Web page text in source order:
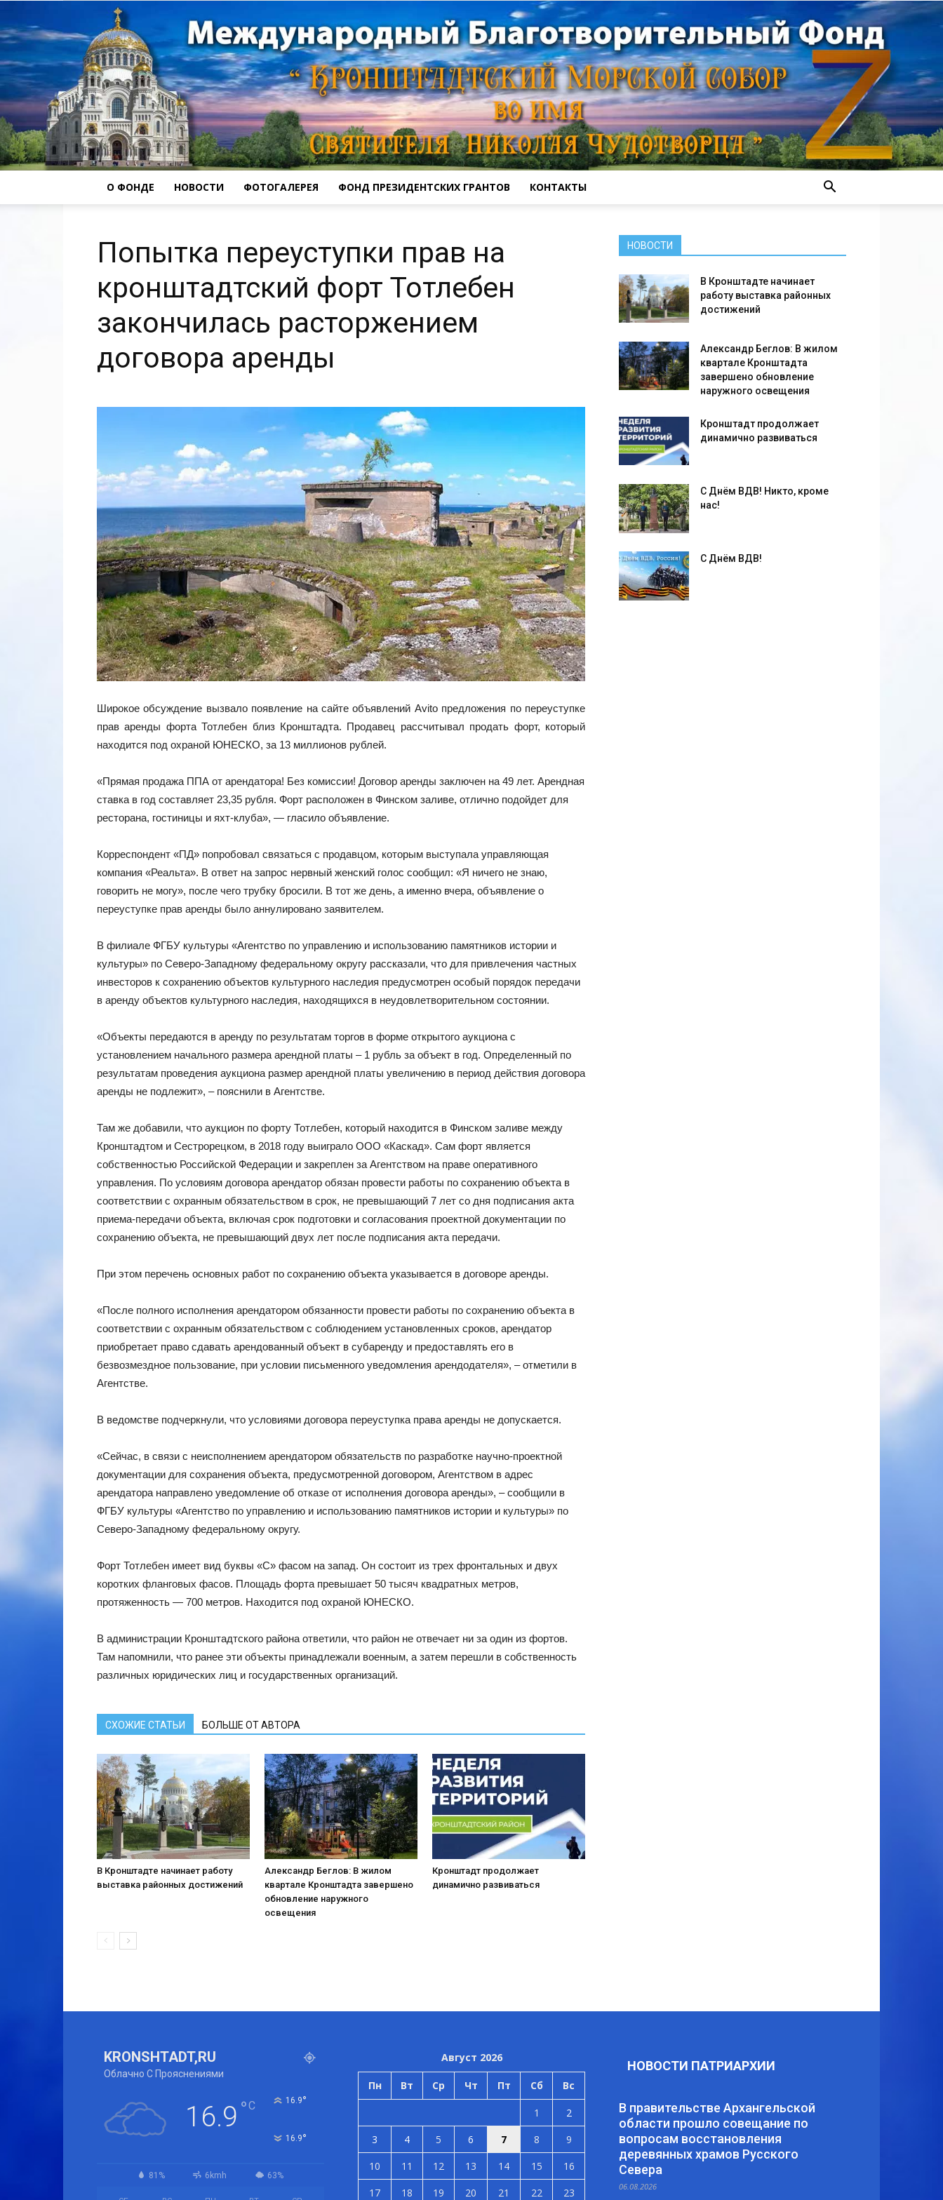
О ФОНДЕ НОВОСТИ ФОТОГАЛЕРЕЯ ФОНД ПРЕЗИДЕНТСКИХ ГРАНТОВ КОНТАКТЫ
Попытка переуступки прав на
кронштадтский форт Тотлебен
закончилась расторжением
договора аренды
Широкое обсуждение вызвало появление на сайте объявлений Avito предложения по переуступке
прав аренды форта Тотлебен близ Кронштадта. Продавец рассчитывал продать форт, который
находится под охраной ЮНЕСКО, за 13 миллионов рублей.
«Прямая продажа ППА от арендатора! Без комиссии! Договор аренды заключен на 49 лет. Арендная
ставка в год составляет 23,35 рубля. Форт расположен в Финском заливе, отлично подойдет для
ресторана, гостиницы и яхт-клуба», — гласило объявление.
Корреспондент «ПД» попробовал связаться с продавцом, которым выступала управляющая
компания «Реальта». В ответ на запрос нервный женский голос сообщил: «Я ничего не знаю,
говорить не могу», после чего трубку бросили. В тот же день, а именно вчера, объявление о
переуступке прав аренды было аннулировано заявителем.
В филиале ФГБУ культуры «Агентство по управлению и использованию памятников истории и
культуры» по Северо-Западному федеральному округу рассказали, что для привлечения частных
инвесторов к сохранению объектов культурного наследия предусмотрен особый порядок передачи
в аренду объектов культурного наследия, находящихся в неудовлетворительном состоянии.
«Объекты передаются в аренду по результатам торгов в форме открытого аукциона с
установлением начального размера арендной платы – 1 рубль за объект в год. Определенный по
результатам проведения аукциона размер арендной платы увеличению в период действия договора
аренды не подлежит», – пояснили в Агентстве.
Там же добавили, что аукцион по форту Тотлебен, который находится в Финском заливе между
Кронштадтом и Сестрорецком, в 2018 году выиграло ООО «Каскад». Сам форт является
собственностью Российской Федерации и закреплен за Агентством на праве оперативного
управления. По условиям договора арендатор обязан провести работы по сохранению объекта в
соответствии с охранным обязательством в срок, не превышающий 7 лет со дня подписания акта
приема-передачи объекта, включая срок подготовки и согласования проектной документации по
сохранению объекта, не превышающий двух лет после подписания акта передачи.
При этом перечень основных работ по сохранению объекта указывается в договоре аренды.
«После полного исполнения арендатором обязанности провести работы по сохранению объекта в
соответствии с охранным обязательством с соблюдением установленных сроков, арендатор
приобретает право сдавать арендованный объект в субаренду и предоставлять его в
безвозмездное пользование, при условии письменного уведомления арендодателя», – отметили в
Агентстве.
В ведомстве подчеркнули, что условиями договора переуступка права аренды не допускается.
«Сейчас, в связи с неисполнением арендатором обязательств по разработке научно-проектной
документации для сохранения объекта, предусмотренной договором, Агентством в адрес
арендатора направлено уведомление об отказе от исполнения договора аренды», – сообщили в
ФГБУ культуры «Агентство по управлению и использованию памятников истории и культуры» по
Северо-Западному федеральному округу.
Форт Тотлебен имеет вид буквы «С» фасом на запад. Он состоит из трех фронтальных и двух
коротких фланговых фасов. Площадь форта превышает 50 тысяч квадратных метров,
протяженность — 700 метров. Находится под охраной ЮНЕСКО.
В администрации Кронштадтского района ответили, что район не отвечает ни за один из фортов.
Там напомнили, что ранее эти объекты принадлежали военным, а затем перешли в собственность
различных юридических лиц и государственных организаций.
СХОЖИЕ СТАТЬИ БОЛЬШЕ ОТ АВТОРА
В Кронштадте начинает работу
выставка районных достижений
Александр Беглов: В жилом
квартале Кронштадта завершено
обновление наружного
освещения
Кронштадт продолжает
динамично развиваться
НОВОСТИ
В Кронштадте начинает
работу выставка районных
достижений
Александр Беглов: В жилом
квартале Кронштадта
завершено обновление
наружного освещения
Кронштадт продолжает
динамично развиваться
С Днём ВДВ! Никто, кроме
нас!
С Днём ВДВ!
KRONSHTADT,RU
Облачно С Прояснениями
16.9 °C 16.9°
16.9°
81% 6kmh 63%
Август 2026
Пн Вт Ср Чт Пт Сб Вс
1
2
3
4 5 6 7 8
9
10
11 12 13 14 15
16
17
18 19 20 21 22 23
НОВОСТИ ПАТРИАРХИИ
В правительстве Архангельской
области прошло совещание по
вопросам восстановления
деревянных храмов Русского
Севера
06.08.2026